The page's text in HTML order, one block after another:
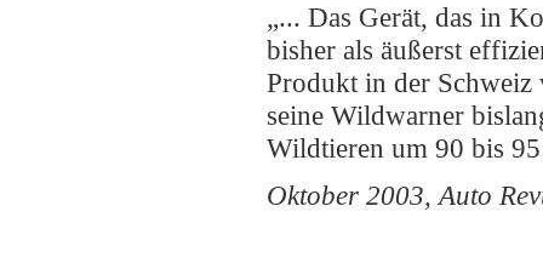
„... Das Gerät, das in
bisher als äußerst
Produkt in der Schweiz
seine Wildwarner
Wildtieren um 90 bis
Oktober 2003, Auto